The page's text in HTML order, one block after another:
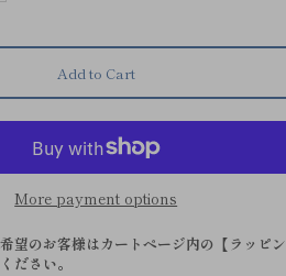
Add to Cart
More payment options
望のお客様はカートページ内の【ラッピ
ださい。